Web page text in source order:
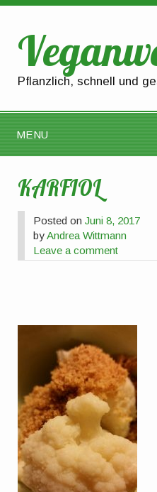
Pflanzlich, schnell und
MENU
KARFIOL
Posted onJuni 8, 2017
byAndrea Wittmann
Leave a comment